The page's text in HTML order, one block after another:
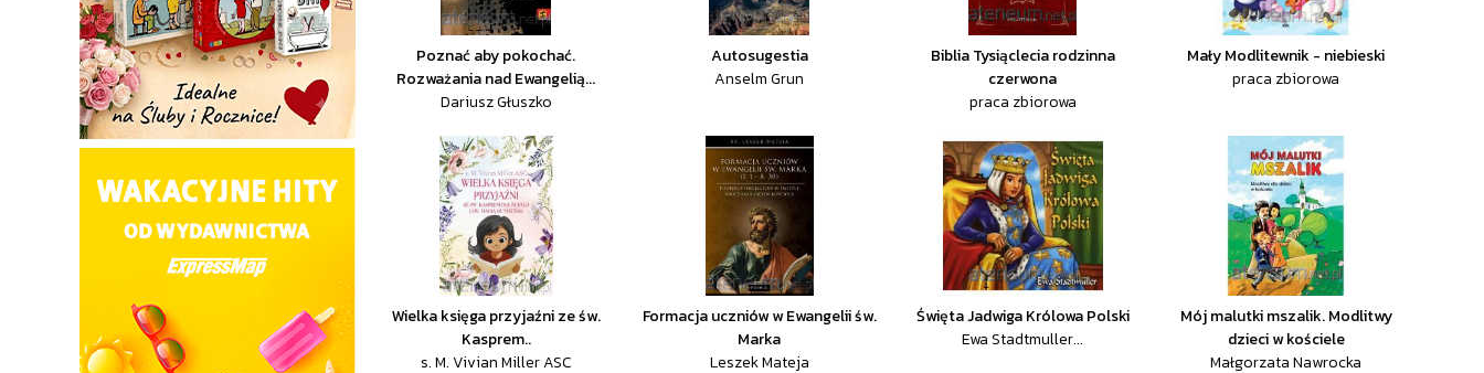
Poznać aby pokochać.
Rozważania nad Ewangelią...
Dariusz Głuszko
Autosugestia
Anselm Grun
Biblia Tysiąclecia rodzinna
czerwona
praca zbiorowa
Mały Modlitewnik - niebieski
praca zbiorowa
Wielka księga przyjaźni ze św.
Kasprem..
s. M. Vivian Miller ASC
Formacja uczniów w Ewangelii św.
Marka
Leszek Mateja
Święta Jadwiga Królowa Polski
Ewa Stadtmuller...
Mój malutki mszalik. Modlitwy
dzieci w kościele
Małgorzata Nawrocka